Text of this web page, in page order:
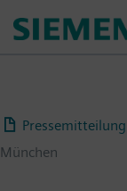
para
Pressemitteilung
München